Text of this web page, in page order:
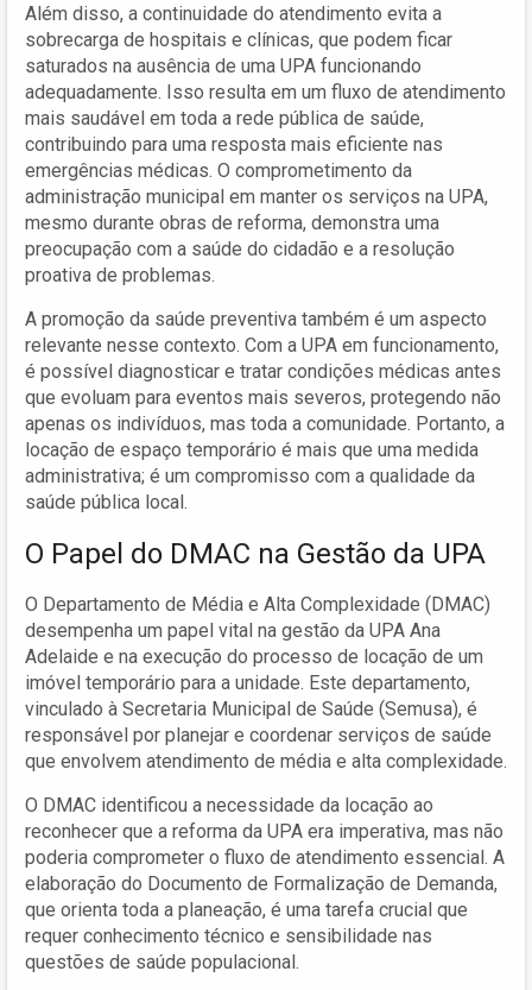
Além disso, a continuidade do atendimento evita a
sobrecarga de hospitais e clínicas, que podem ficar
saturados na ausência de uma UPA funcionando
adequadamente. Isso resulta em um fluxo de atendimento
mais saudável em toda a rede pública de saúde,
contribuindo para uma resposta mais eficiente nas
emergências médicas. O comprometimento da
administração municipal em manter os serviços na UPA,
mesmo durante obras de reforma, demonstra uma
preocupação com a saúde do cidadão e a resolução
proativa de problemas.
A promoção da saúde preventiva também é um aspecto
relevante nesse contexto. Com a UPA em funcionamento,
é possível diagnosticar e tratar condições médicas antes
que evoluam para eventos mais severos, protegendo não
apenas os indivíduos, mas toda a comunidade. Portanto, a
locação de espaço temporário é mais que uma medida
administrativa; é um compromisso com a qualidade da
saúde pública local.
O Papel do DMAC na Gestão da UPA
O Departamento de Média e Alta Complexidade (DMAC)
desempenha um papel vital na gestão da UPA Ana
Adelaide e na execução do processo de locação de um
imóvel temporário para a unidade. Este departamento,
vinculado à Secretaria Municipal de Saúde (Semusa), é
responsável por planejar e coordenar serviços de saúde
que envolvem atendimento de média e alta complexidade.
O DMAC identificou a necessidade da locação ao
reconhecer que a reforma da UPA era imperativa, mas não
poderia comprometer o fluxo de atendimento essencial. A
elaboração do Documento de Formalização de Demanda,
que orienta toda a planeação, é uma tarefa crucial que
requer conhecimento técnico e sensibilidade nas
questões de saúde populacional.